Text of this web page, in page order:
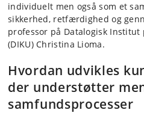
individuelt men også som et
sikkerhed, retfærdighed og
professor på Datalogisk
(DIKU) Christina Lioma.
Hvordan udvikles
der understøtter
samfundsprocesser